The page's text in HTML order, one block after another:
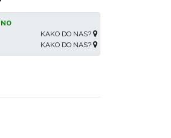
KAKO DO NAS?
KAKO DO NAS?